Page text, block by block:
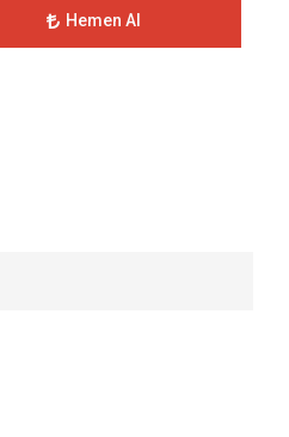
Hemen Al